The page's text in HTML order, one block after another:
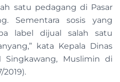
satu pedagang di Pasar
Sementara sosis yang
label dijual salah satu
kata Kepala Dinas
Singkawang, Muslimin di
2019).